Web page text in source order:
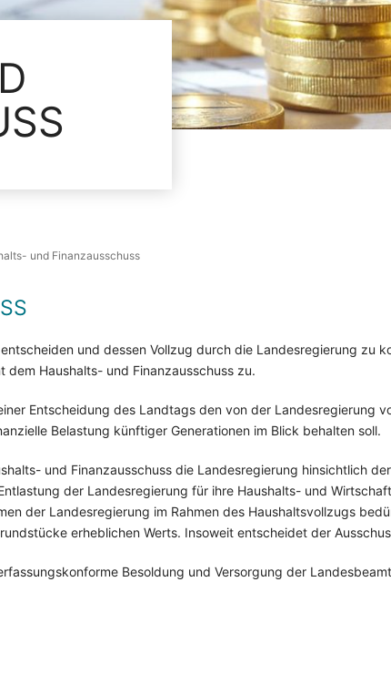
und Finanzausschuss
und dessen Vollzug durch die Landesregierung zu
Haushalts- und Finanzausschuss zu.
Entscheidung des Landtags den von der Landesregierung
Belastung künftiger Generationen im Blick behalten soll.
und Finanzausschuss die Landesregierung hinsichtlich
der Landesregierung für ihre Haushalts- und
der Landesregierung im Rahmen des Haushaltsvollzugs
erheblichen Werts. Insoweit entscheidet der
Besoldung und Versorgung der